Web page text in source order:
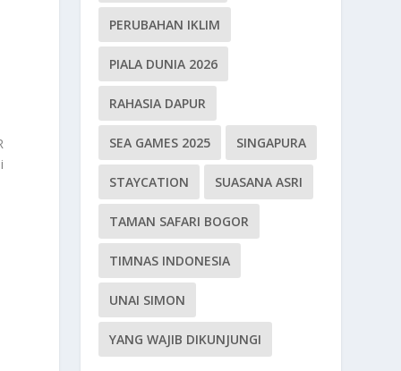
PERUBAHAN IKLIM
PIALA DUNIA 2026
RAHASIA DAPUR
SEA GAMES 2025 SINGAPURA
STAYCATION SUASANA ASRI
TAMAN SAFARI BOGOR
TIMNAS INDONESIA
UNAI SIMON
YANG WAJIB DIKUNJUNGI